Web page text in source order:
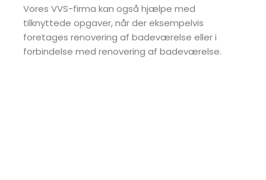
​Vores VVS-firma kan også hjælpe med
tilknyttede opgaver, når der eksempelvis
foretages renovering af badeværelse eller i
forbindelse med renovering af badeværelse.